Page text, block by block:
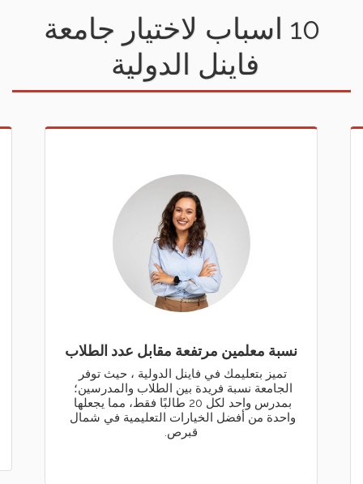
10 اسباب لاختيار جامعة
فاينل الدولية
نسبة معلمين مرتفعة مقابل عدد الطلاب
قبرص.